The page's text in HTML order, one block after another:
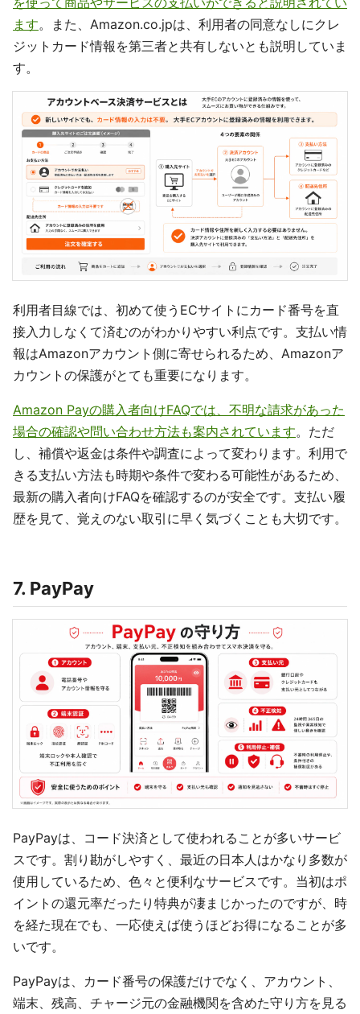
ます。また、Amazon.co.jpは、利用者の同意なしにクレ
ジットカード情報を第三者と共有しないとも説明していま
す。
利用者目線では、初めて使うECサイトにカード番号を直
接入力しなくて済むのがわかりやすい利点です。支払い情
報はAmazonアカウント側に寄せられるため、Amazonア
カウントの保護がとても重要になります。
Amazon Payの購入者向けFAQでは、不明な請求があった
場合の確認や問い合わせ方法も案内されています。ただ
し、補償や返金は条件や調査によって変わります。利用で
きる支払い方法も時期や条件で変わる可能性があるため、
最新の購入者向けFAQを確認するのが安全です。支払い履
歴を見て、覚えのない取引に早く気づくことも大切です。
7. PayPay
PayPayは、コード決済として使われることが多いサービ
スです。割り勘がしやすく、最近の日本人はかなり多数が
使用しているため、色々と便利なサービスです。当初はポ
イントの還元率だったり特典が凄まじかったのですが、時
を経た現在でも、一応使えば使うほどお得になることが多
いです。
PayPayは、カード番号の保護だけでなく、アカウント、
端末、残高、チャージ元の金融機関を含めた守り方を見る